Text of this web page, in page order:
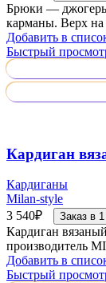
Брюки — джогеры
карманы. Верх
Добавить в
Быстрый
Кардиган
Кардиганы
Milan-style
3 540₽ Заказ в
Кардиган
производитель
Добавить в
Быстрый